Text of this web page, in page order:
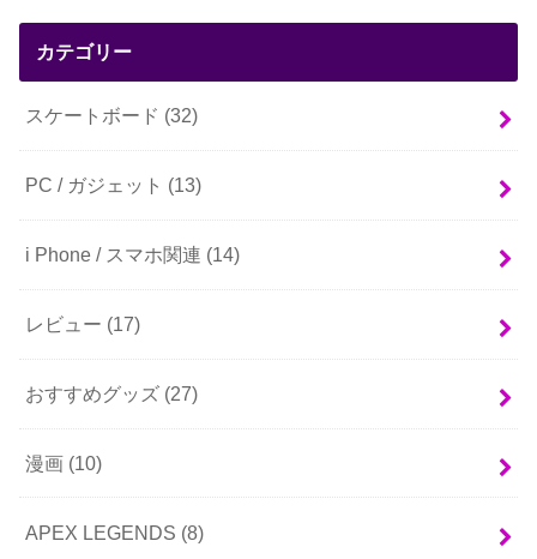
カテゴリー
スケートボード (32)
PC / ガジェット (13)
i Phone / スマホ関連 (14)
レビュー (17)
おすすめグッズ (27)
漫画 (10)
APEX LEGENDS (8)